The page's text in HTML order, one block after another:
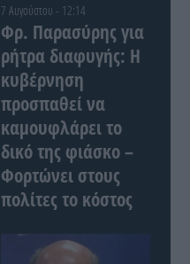
7 Αυγούστου - 12:14
Φρ. Παρασύρης για
ρήτρα διαφυγής: Η
κυβέρνηση
προσπαθεί να
καμουφλάρει το
δικό της φιάσκο –
Φορτώνει στους
πολίτες το κόστος